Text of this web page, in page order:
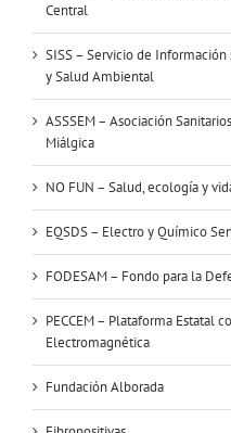
Central
SISS – Servicio de
y Salud Ambiental
ASSSEM – Asociación
Miálgica
NO FUN – Salud, ecología y
EQSDS – Electro y Químico
FODESAM – Fondo para la
PECCEM – Plataforma Estatal
Electromagnética
Fundación Alborada